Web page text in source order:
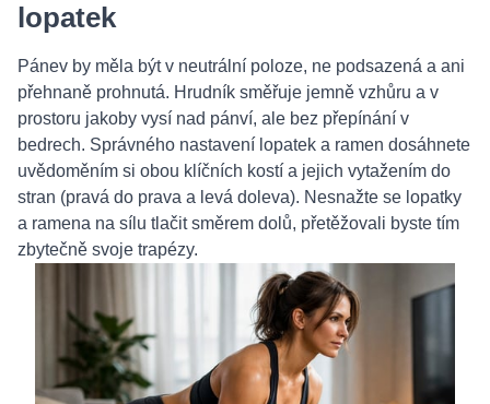
lopatek
Pánev by měla být v neutrální poloze, ne podsazená a ani
přehnaně prohnutá. Hrudník směřuje jemně vzhůru a v
prostoru jakoby vysí nad pánví, ale bez přepínání v
bedrech. Správného nastavení lopatek a ramen dosáhnete
uvědoměním si obou klíčních kostí a jejich vytažením do
stran (pravá do prava a levá doleva). Nesnažte se lopatky
a ramena na sílu tlačit směrem dolů, přetěžovali byste tím
zbytečně svoje trapézy.